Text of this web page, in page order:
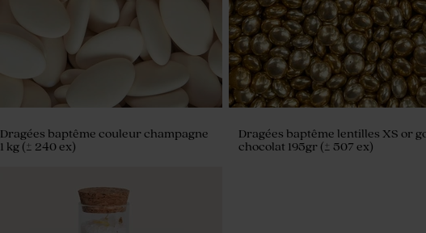
Dragées baptême couleur champagne
1 kg (± 240 ex)
Dragées baptême lentilles XS or
chocolat 195gr (± 507 ex)